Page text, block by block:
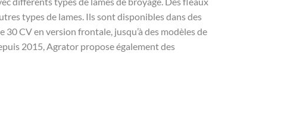
types de lames. Ils sont disponibles dans des
CV en version frontale, jusqu’à des modèles de
2015, Agrator propose également des